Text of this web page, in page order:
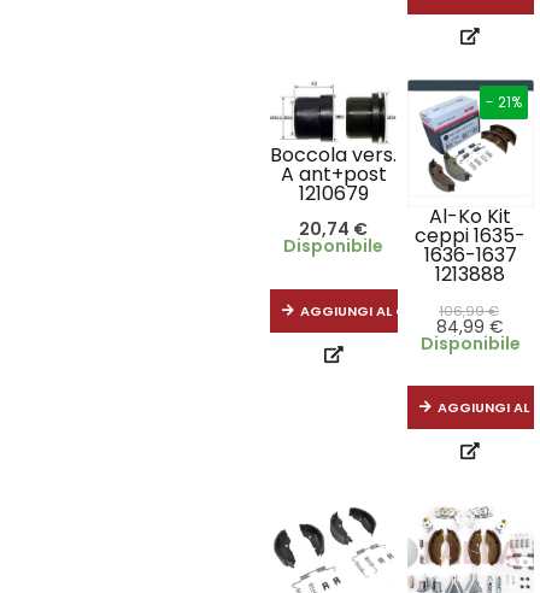
Boccola vers.
A ant+post
1210679
20,74 €
Disponibile
AGGIUNGI AL CARRELLO
- 21%
Al-Ko Kit
ceppi 1635-
1636-1637
1213888
106,99€
84,99€
Disponibile
AGGIUNGI AL